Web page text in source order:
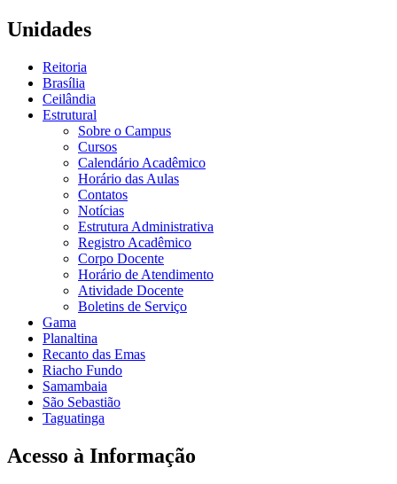
Unidades
Reitoria
Brasília
Ceilândia
Estrutural
Sobre o Campus
Cursos
Calendário Acadêmico
Horário das Aulas
Contatos
Notícias
Estrutura Administrativa
Registro Acadêmico
Corpo Docente
Horário de Atendimento
Atividade Docente
Boletins de Serviço
Gama
Planaltina
Recanto das Emas
Riacho Fundo
Samambaia
São Sebastião
Taguatinga
Acesso à Informação